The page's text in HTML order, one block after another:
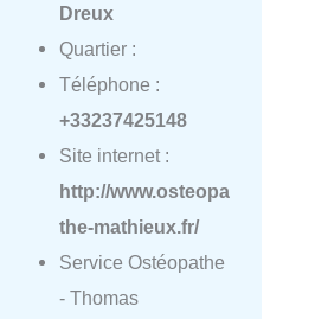
Dreux
Quartier :
Téléphone :
+33237425148
Site internet :
http://www.osteopa
the-mathieux.fr/
Service Ostéopathe
- Thomas